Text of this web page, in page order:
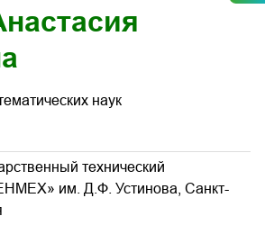
наук
технический
им. Д.Ф. Устинова, Санкт-